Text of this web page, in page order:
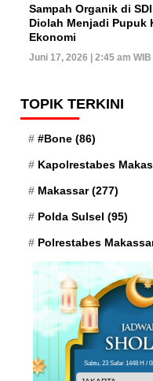
Sampah Organik di
Diolah Menjadi Pupuk
Ekonomi
Juni 17, 2026 | 2:45 am WIB
TOPIK TERKINI
#Bone (86)
Kapolrestabes
Makassar(277)
Polda Sulsel (95)
Polrestabes
Sabtu, 23 Safar 1448 H /